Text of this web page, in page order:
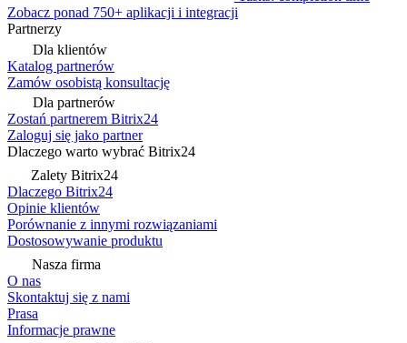
Zobacz ponad 750+ aplikacji i integracji
Partnerzy
Dla klientów
Katalog partnerów
Zamów osobistą konsultację
Dla partnerów
Zostań partnerem Bitrix24
Zaloguj się jako partner
Dlaczego warto wybrać Bitrix24
Zalety Bitrix24
Dlaczego Bitrix24
Opinie klientów
Porównanie z innymi rozwiązaniami
Dostosowywanie produktu
Nasza firma
O nas
Skontaktuj się z nami
Prasa
Informacje prawne